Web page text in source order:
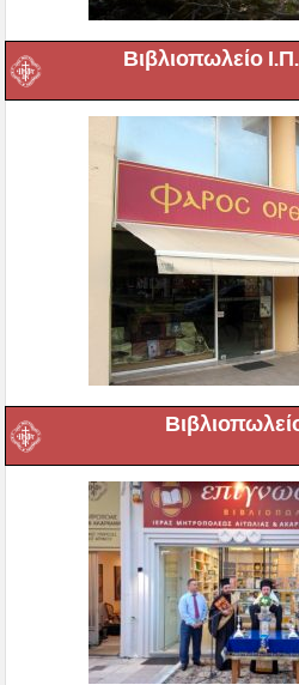
Βιβλιοπωλείο